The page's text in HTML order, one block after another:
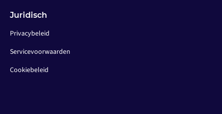
Juridisch
Privacybeleid
Servicevoorwaarden
Cookiebeleid